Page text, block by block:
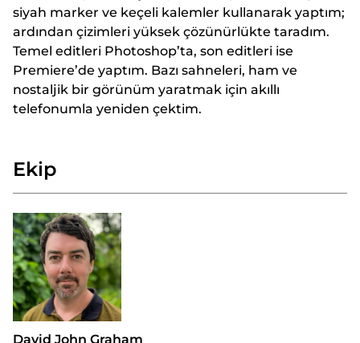
siyah marker ve keçeli kalemler kullanarak yaptım;
ardından çizimleri yüksek çözünürlükte taradım.
Temel editleri Photoshop’ta, son editleri ise
Premiere’de yaptım. Bazı sahneleri, ham ve
nostaljik bir görünüm yaratmak için akıllı
telefonumla yeniden çektim.
Ekip